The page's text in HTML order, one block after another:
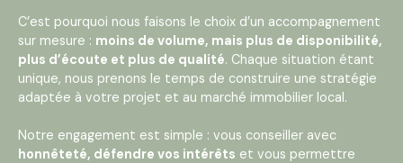
C’est pourquoi nous faisons le choix d’un accompagnement
sur mesure : moins de volume, mais plus de disponibilité,
plus d’écoute et plus de qualité. Chaque situation étant
unique, nous prenons le temps de construire une stratégie
adaptée à votre projet et au marché immobilier local.
Notre engagement est simple : vous conseiller avec
honnêteté, défendre vos intérêts et vous permettre